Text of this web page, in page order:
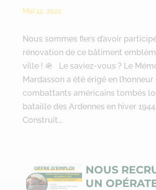
Mai 12, 2022
Nous sommes fiers d’avoir
rénovation de ce bâtiment
ville ! 🪖 Le saviez-vous ? Le
Mardasson a été érigé en l’honneur
combattants américains tombés
bataille des Ardennes en hiver
Construit...
NOUS
UN